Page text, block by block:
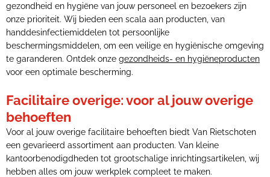
gezondheid en hygiëne van jouw personeel en bezoekers zijn
onze prioriteit. Wij bieden een scala aan producten, van
handdesinfectiemiddelen tot persoonlijke
beschermingsmiddelen, om een veilige en hygiënische omgeving
te garanderen. Ontdek onze gezondheids- en hygiëneproducten
voor een optimale bescherming.
Facilitaire overige: voor al jouw overige
behoeften
Voor al jouw overige facilitaire behoeften biedt Van Rietschoten
een gevarieerd assortiment aan producten. Van kleine
kantoorbenodigdheden tot grootschalige inrichtingsartikelen, wij
hebben alles om jouw werkplek compleet te maken.